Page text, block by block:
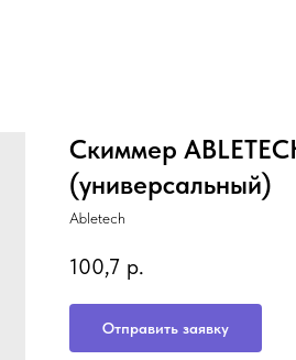
Скиммер
(универсальный)
Abletech
100,7 р.
Отправить заявку